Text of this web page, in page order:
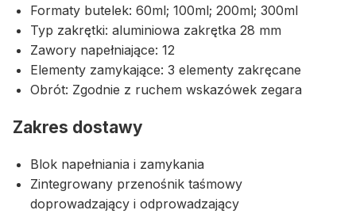
Formaty butelek: 60ml; 100ml; 200ml; 300ml
Typ zakrętki: aluminiowa zakrętka 28 mm
Zawory napełniające: 12
Elementy zamykające: 3 elementy zakręcane
Obrót: Zgodnie z ruchem wskazówek zegara
Zakres dostawy
Blok napełniania i zamykania
Zintegrowany przenośnik taśmowy
doprowadzający i odprowadzający